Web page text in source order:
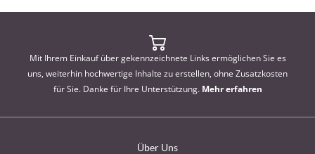
Mit Ihrem Einkauf über gekennzeichnete Links ermöglichen Sie es
uns, weiterhin hochwertige Inhalte zu erstellen, ohne Zusatzkosten
für Sie. Danke für Ihre Unterstützung. Mehr erfahren
Über Uns